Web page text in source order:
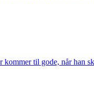
kommer til gode, når